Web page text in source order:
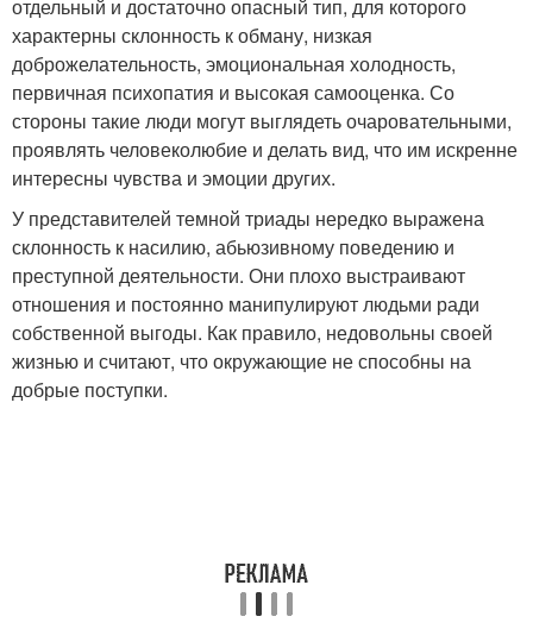
отдельный и достаточно опасный тип, для которого
характерны склонность к обману, низкая
доброжелательность, эмоциональная холодность,
первичная психопатия и высокая самооценка. Со
стороны такие люди могут выглядеть очаровательными,
проявлять человеколюбие и делать вид, что им искренне
интересны чувства и эмоции других.
У представителей темной триады нередко выражена
склонность к насилию, абьюзивному поведению и
преступной деятельности. Они плохо выстраивают
отношения и постоянно манипулируют людьми ради
собственной выгоды. Как правило, недовольны своей
жизнью и считают, что окружающие не способны на
добрые поступки.